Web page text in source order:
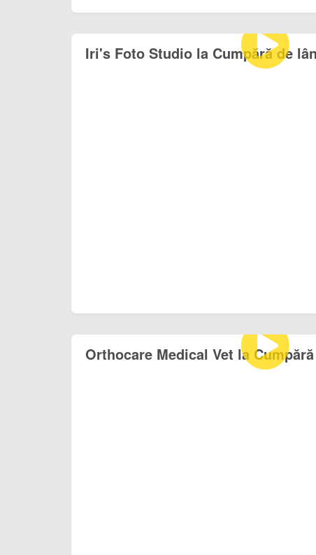
Iri's Foto Studio la Cumpără de
Orthocare Medical Vet la